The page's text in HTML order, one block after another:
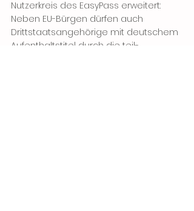
Nutzerkreis des EasyPass erweitert:
Neben EU-Bürgen dürfen auch
Drittstaatsangehörige mit deutschem
Aufenthaltstitel durch die teil-